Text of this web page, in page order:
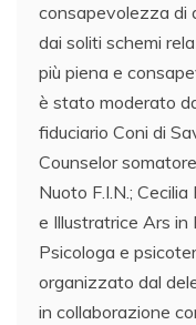
consapevolezza di
dai soliti schemi
più piena e
è stato moderato
fiduciario Coni di
Counselor
Nuoto F.I.N.;
e Illustratrice Ars in
Psicologa e
organizzato dal
in collaborazione